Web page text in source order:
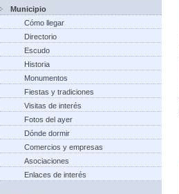
Municipio
Cómo llegar
Directorio
Escudo
Historia
Monumentos
Fiestas y tradiciones
Visitas de interés
Fotos del ayer
Dónde dormir
Comercios y empresas
Asociaciones
Enlaces de interés